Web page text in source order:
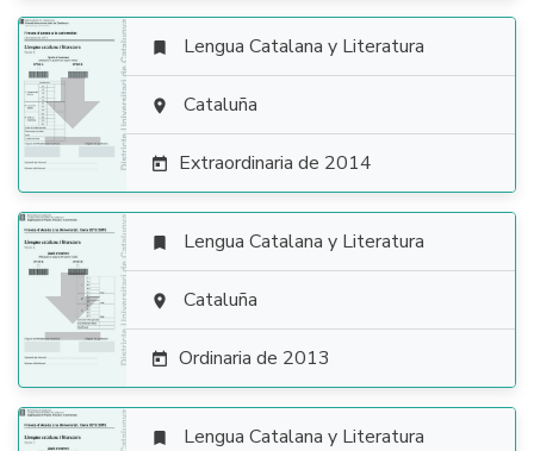

 Lengua Catalana y Literatura
 Cataluña
 Extraordinaria de 2014

 Lengua Catalana y Literatura
 Cataluña
 Ordinaria de 2013
 Lengua Catalana y Literatura